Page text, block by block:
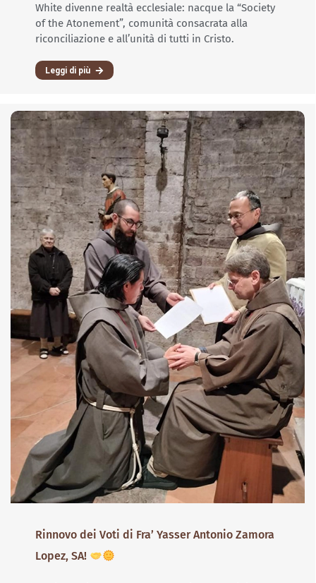
White divenne realtà ecclesiale: nacque la “Society
of the Atonement”, comunità consacrata alla
riconciliazione e all’unità di tutti in Cristo.
Leggi di più
Rinnovo dei Voti di Fra’ Yasser Antonio Zamora
Lopez, SA!